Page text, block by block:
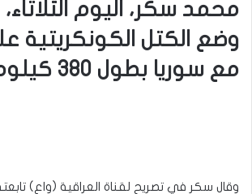
محمد سكر، اليوم الثلاثاء،
وضع الكتل الكونكريتية
مع سوريا بطول 380 كيلومتراً.
وقال سكر في تصريح لقناة العراقية (واع)